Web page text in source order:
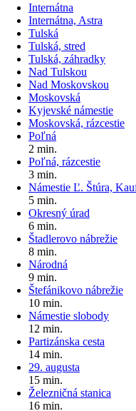
Internátna
Internátna, Astra
Tulská
Tulská, stred
Tulská, záhradky
Nad Tulskou
Nad Moskovskou
Moskovská
Kyjevské námestie
Moskovská, rázcestie
Poľná
2 min.
Poľná, rázcestie
3 min.
Námestie Ľ. Štúra,
5 min.
Okresný úrad
6 min.
Štadlerovo nábrežie
8 min.
Národná
9 min.
Štefánikovo nábrežie
10 min.
Námestie slobody
12 min.
Partizánska cesta
14 min.
29. augusta
15 min.
Železničná stanica
16 min.